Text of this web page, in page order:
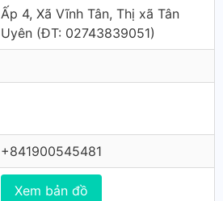
Ấp 4, Xã Vĩnh Tân, Thị xã Tân
Uyên (ÐT: 02743839051)
+841900545481
Xem bản đồ